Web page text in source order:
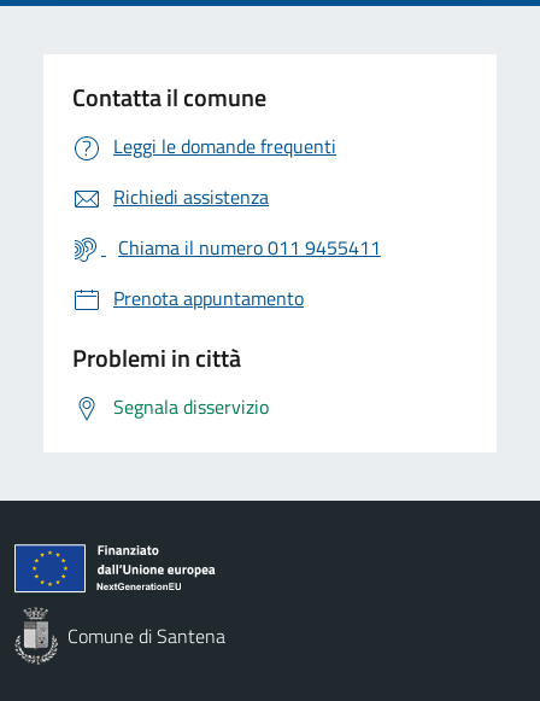
Contatta il comune
Leggi le domande frequenti
Richiedi assistenza
Chiama il numero 011 9455411
Prenota appuntamento
Problemi in città
Segnala disservizio
Comune di Santena